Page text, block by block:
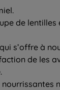
de lentilles
s’offre à
de les